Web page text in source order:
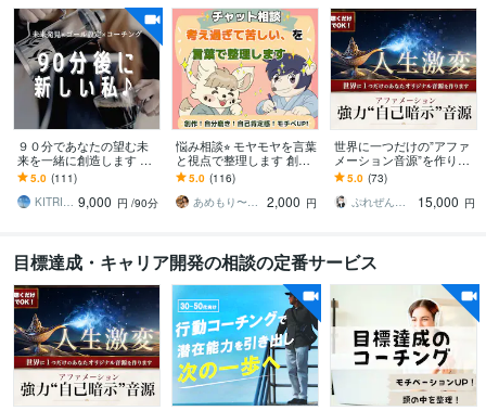
９０分であなたの望む未
来を一緒に創造します ワ
クワクの未来発見×ゴール
設定×可能性を開くコーチ
ング♪
5.0 (111)
KITRI（キトリ） 9,000 円 /90分
悩み相談⭐︎ モヤモヤを言葉
と視点で整理します 創
作 アイディアや仕事の
モチベーション、自己肯
定感UP
5.0 (116)
あめもり〜似顔絵イラスト〜
2,000 円
世界に一つだけの”アファ
メーション音源”を作りま
す 聴くだけでOK！あなた
の人生を加速的に変化さ
せる強力音源
5.0 (73)
ぷれぜん仙人
15,000 円
目標達成・キャリア開発の相談の定番サービス